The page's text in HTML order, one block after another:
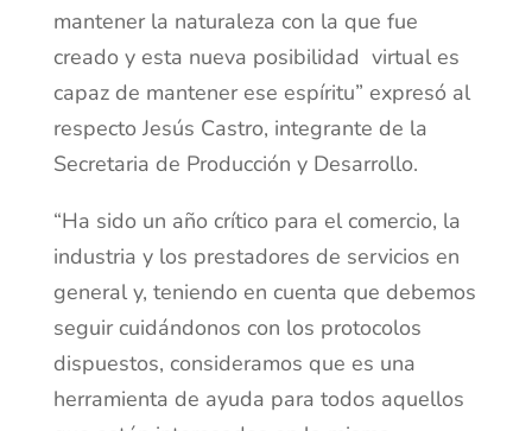
mantener la naturaleza con la que fue
creado y esta nueva posibilidad virtual es
capaz de mantener ese espíritu” expresó al
respecto Jesús Castro, integrante de la
Secretaria de Producción y Desarrollo.
“Ha sido un año crítico para el comercio, la
industria y los prestadores de servicios en
general y, teniendo en cuenta que debemos
seguir cuidándonos con los protocolos
dispuestos, consideramos que es una
herramienta de ayuda para todos aquellos